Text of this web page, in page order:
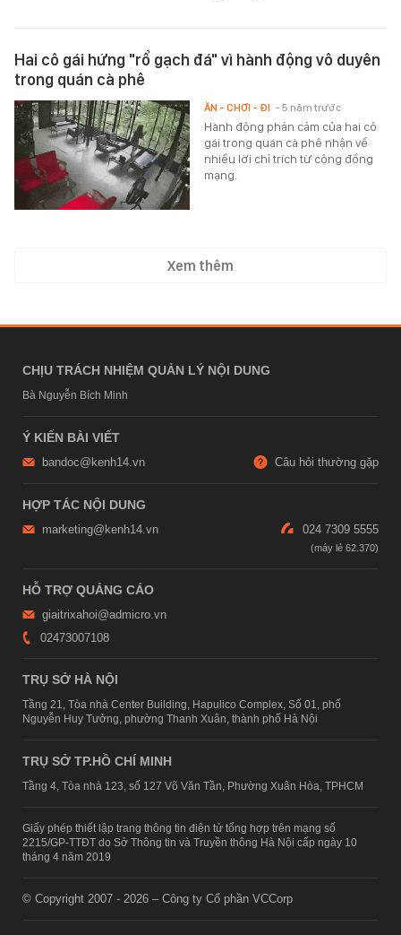
Hai cô gái hứng "rổ gạch đá" vì hành động vô duyên
trong quán cà phê
Hành động phản cảm của hai cô
gái trong quán cà phê nhận về
nhiều lời chỉ trích từ cộng đồng
mạng.
ĂN - CHƠI - ĐI - 5 năm trước
Xem thêm
CHỊU TRÁCH NHIỆM QUẢN LÝ NỘI DUNG
Bà Nguyễn Bích Minh
Ý KIẾN BÀI VIẾT
bandoc@kenh14.vn Câu hỏi thường gặp
HỢP TÁC NỘI DUNG
marketing@kenh14.vn 024 7309 5555
HỖ TRỢ QUẢNG CÁO
giaitrixahoi@admicro.vn
02473007108
TRỤ SỞ HÀ NỘI
Tầng 21, Tòa nhà Center Building, Hapulico Complex, Số 01, phố
Nguyễn Huy Tưởng, phường Thanh Xuân, thành phố Hà Nội
TRỤ SỞ TP.HỒ CHÍ MINH
Tầng 4, Tòa nhà 123, số 127 Võ Văn Tần, Phường Xuân Hòa, TPHCM
Giấy phép thiết lập trang thông tin điện tử tổng hợp trên mạng số
2215/GP-TTĐT do Sở Thông tin và Truyền thông Hà Nội cấp ngày 10
tháng 4 năm 2019
© Copyright 2007 - 2026 – Công ty Cổ phần VCCorp